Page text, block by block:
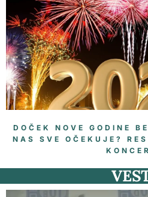
DOČEK NOVE GODINE
NAS SVE OČEKUJE?